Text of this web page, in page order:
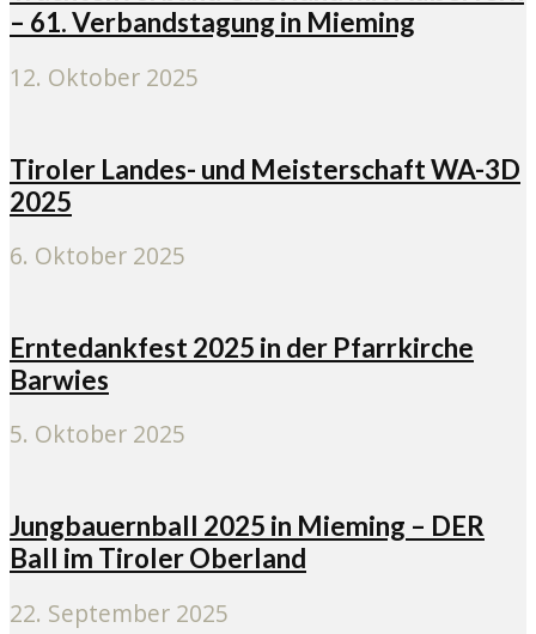
– 61. Verbandstagung in Mieming
12. Oktober 2025
Tiroler Landes- und Meisterschaft WA-3D
2025
6. Oktober 2025
Erntedankfest 2025 in der Pfarrkirche
Barwies
5. Oktober 2025
Jungbauernball 2025 in Mieming – DER
Ball im Tiroler Oberland
22. September 2025